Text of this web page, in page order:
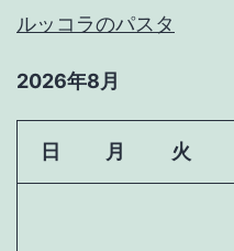
ルッコラのパスタ
2026年8月
日 月 火